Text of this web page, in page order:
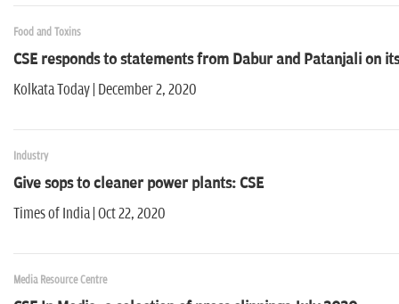
Food and Toxins
CSE responds to statements from Dabur and Patanjali on
Kolkata Today | December 2, 2020
Industry
Give sops to cleaner power plants: CSE
Times of India | Oct 22, 2020
Media Resource Centre